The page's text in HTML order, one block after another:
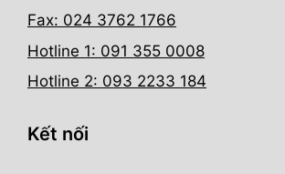
Fax: 024 3762 1766
Hotline 1: 091 355 0008
Hotline 2: 093 2233 184
Kết nối